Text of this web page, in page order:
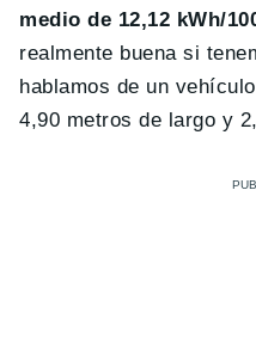
medio de 12,12 kWh/
realmente buena si
hablamos de un
4,90 metros de largo y